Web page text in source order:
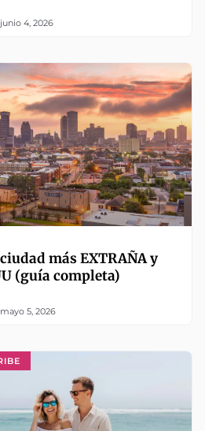
junio 4, 2026
más EXTRAÑA y
(guía completa)
mayo 5, 2026